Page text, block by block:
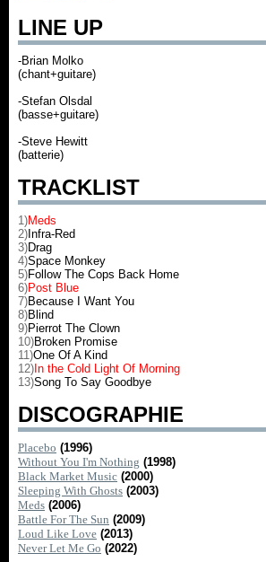
LINE UP
-Brian Molko
(chant+guitare)
-Stefan Olsdal
(basse+guitare)
-Steve Hewitt
(batterie)
TRACKLIST
1)Meds
2) Infra-Red
3)Drag
4)Space Monkey
5)Follow The Cops Back Home
6)Post Blue
7)Because I Want You
8)Blind
9)Pierrot The Clown
10)Broken Promise
11)One Of A Kind
12) In the Cold Light Of Morning
13)Song To Say Goodbye
DISCOGRAPHIE
Placebo (1996)
Without You I'm Nothing (1998)
Black Market Music (2000)
Sleeping With Ghosts (2003)
Meds (2006)
Battle For The Sun (2009)
Loud Like Love (2013)
Never Let Me Go (2022)